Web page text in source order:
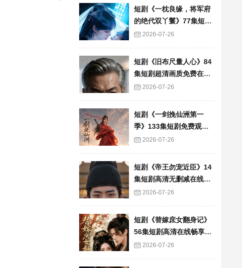
短剧《一枕良缘，将军府
的绝代双丫鬟》77集短剧
完整版免费畅享
2026-07-26
短剧《旧布尺量人心》84
集短剧超清画质免费在线
追 2026-07-26
短剧《一剑挽仙洲第一
季》133集短剧免费观看
完整版资源
2026-07-26
短剧《帝王勿宠近臣》14
集短剧高清无删减在线观
看 2026-07-26
短剧《替嫁庶女翻身记》
56集短剧高清在线畅享全
集 2026-07-26